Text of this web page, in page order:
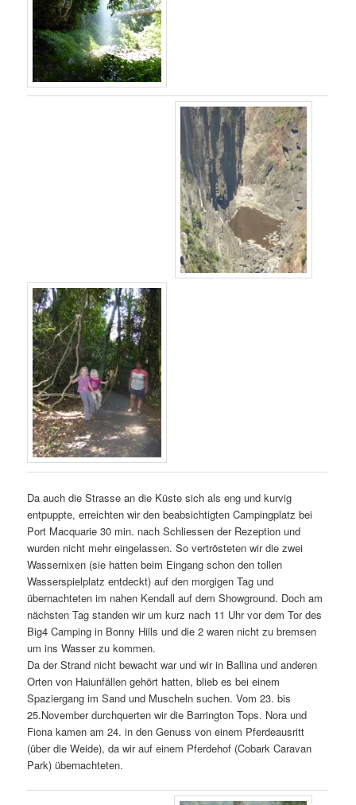
Da auch die Strasse an die Küste sich als eng und kurvig
entpuppte, erreichten wir den beabsichtigten Campingplatz bei
Port Macquarie 30 min. nach Schliessen der Rezeption und
wurden nicht mehr eingelassen. So vertrösteten wir die zwei
Wassernixen (sie hatten beim Eingang schon den tollen
Wasserspielplatz entdeckt) auf den morgigen Tag und
übernachteten im nahen Kendall auf dem Showground. Doch am
nächsten Tag standen wir um kurz nach 11 Uhr vor dem Tor des
Big4 Camping in Bonny Hills und die 2 waren nicht zu bremsen
um ins Wasser zu kommen.
Da der Strand nicht bewacht war und wir in Ballina und anderen
Orten von Haiunfällen gehört hatten, blieb es bei einem
Spaziergang im Sand und Muscheln suchen. Vom 23. bis
25.November durchquerten wir die Barrington Tops. Nora und
Fiona kamen am 24. in den Genuss von einem Pferdeausritt
(über die Weide), da wir auf einem Pferdehof (Cobark Caravan
Park) übernachteten.